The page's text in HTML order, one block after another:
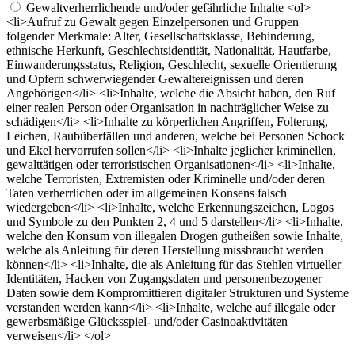
Gewaltverherrlichende und/oder gefährliche Inhalte <ol>
<li>Aufruf zu Gewalt gegen Einzelpersonen und Gruppen
folgender Merkmale: Alter, Gesellschaftsklasse, Behinderung,
ethnische Herkunft, Geschlechtsidentität, Nationalität, Hautfarbe,
Einwanderungsstatus, Religion, Geschlecht, sexuelle Orientierung
und Opfern schwerwiegender Gewaltereignissen und deren
Angehörigen</li> <li>Inhalte, welche die Absicht haben, den Ruf
einer realen Person oder Organisation in nachträglicher Weise zu
schädigen</li> <li>Inhalte zu körperlichen Angriffen, Folterung,
Leichen, Raubüberfällen und anderen, welche bei Personen Schock
und Ekel hervorrufen sollen</li> <li>Inhalte jeglicher kriminellen,
gewalttätigen oder terroristischen Organisationen</li> <li>Inhalte,
welche Terroristen, Extremisten oder Kriminelle und/oder deren
Taten verherrlichen oder im allgemeinen Konsens falsch
wiedergeben</li> <li>Inhalte, welche Erkennungszeichen, Logos
und Symbole zu den Punkten 2, 4 und 5 darstellen</li> <li>Inhalte,
welche den Konsum von illegalen Drogen gutheißen sowie Inhalte,
welche als Anleitung für deren Herstellung missbraucht werden
können</li> <li>Inhalte, die als Anleitung für das Stehlen virtueller
Identitäten, Hacken von Zugangsdaten und personenbezogener
Daten sowie dem Kompromittieren digitaler Strukturen und Systeme
verstanden werden kann</li> <li>Inhalte, welche auf illegale oder
gewerbsmäßige Glücksspiel- und/oder Casinoaktivitäten
verweisen</li> </ol>